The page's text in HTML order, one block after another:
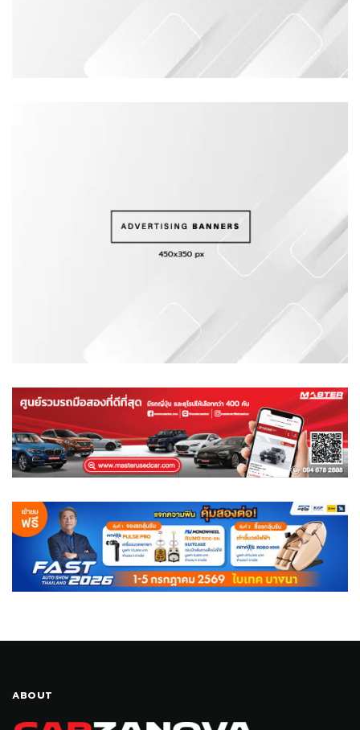
ABOUT